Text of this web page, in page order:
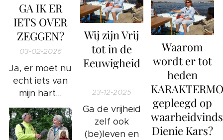
GA IK ER
IETS OVER
ZEGGEN?
03-02-2026
Ja, er moet nu
echt iets van
mijn hart...
Wij zijn Vrij
tot in de
Eeuwigheid
23-12-2025
Ga de vrijheid
zelf ook
(be)leven en
Waarom
wordt er tot
heden
gepleegd op
Dienie Kars?